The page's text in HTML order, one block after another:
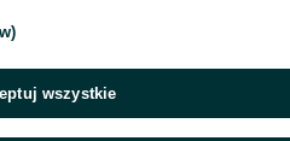
wszystkie